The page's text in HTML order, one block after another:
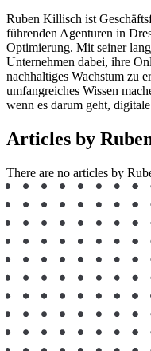
Ruben Killisch ist
führenden Agenturen in
Optimierung. Mit seiner
Unternehmen dabei, ihre
nachhaltiges Wachstum zu
umfangreiches Wissen
wenn es darum geht,
Articles by
There are no articles by